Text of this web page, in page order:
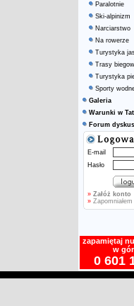
Paralotnie
Ski-alpinizm
Narciarstwo
Na rowerze
Turystyka
Trasy
Turystyka
Sporty
Galeria
Warunki w
Forum
E-mail
Hasło
» Załóż konto
»Zapomniałem
zapamiętaj
w
0 601